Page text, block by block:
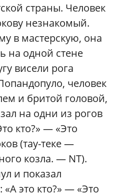
страны. Человек
незнакомый.
в мастерскую, она
на одной стене
висели рога
человек
и бритой головой,
на одни из рогов
кто?» — «Это
(тау-теке —
козла. — NT).
и показал
это кто?» — «Это